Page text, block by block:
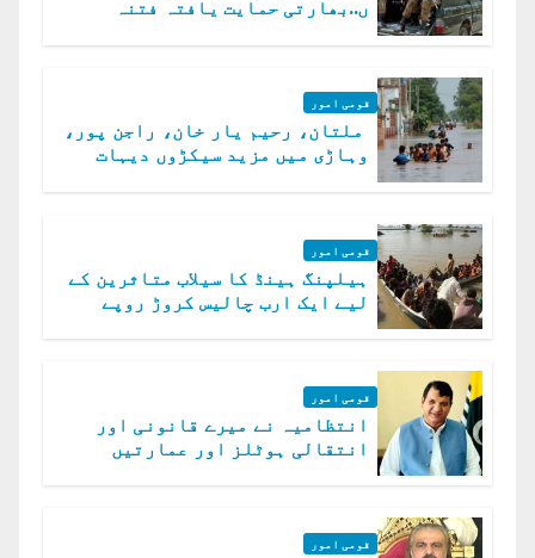
ں..بھارتی حمایت یافتہ فتنہ
قومی امور
ملتان، رحیم یار خان، راجن پور،
وہاڑی میں مزید سیکڑوں دیہات
قومی امور
ہیلپنگ ہینڈ کا سیلاب متاثرین کے
لیے ایک ارب چالیس کروڑ روپے
قومی امور
انتظامیہ نے میرے قانونی اور
انتقالی ہوٹلز اور عمارتیں
قومی امور